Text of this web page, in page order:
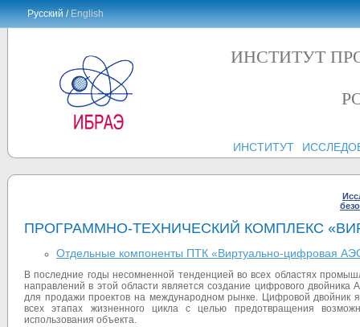
Русский /English
ИНСТИТУТ
ИНСТИТУТ
ПРОГРАММНО-ТЕХНИЧЕСКИЙ КОМПЛЕКС
Отдельные компоненты ПТК «Виртуально-цифровая
В последние годы несомненной тенденцией во всех областях
направлений в этой области является создание цифрового
для продажи проектов на международном рынке. Цифровой двойник
всех этапах жизненного цикла с целью предотвращения
использования объекта.